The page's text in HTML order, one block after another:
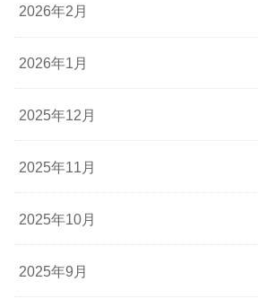
2026年2月
2026年1月
2025年12月
2025年11月
2025年10月
2025年9月